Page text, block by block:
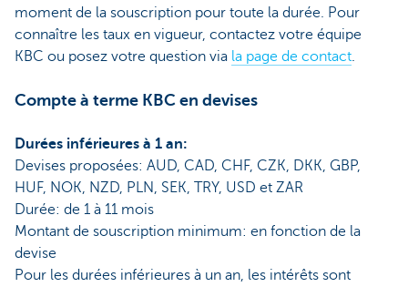
moment de la souscription pour toute la durée. Pour
connaître les taux en vigueur, contactez votre équipe
KBC ou posez votre question via la page de contact.
Compte à terme KBC en devises
Durées inférieures à 1 an:
Devises proposées: AUD, CAD, CHF, CZK, DKK, GBP,
HUF, NOK, NZD, PLN, SEK, TRY, USD et ZAR
Durée: de 1 à 11 mois
Montant de souscription minimum: en fonction de la
devise
Pour les durées inférieures à un an, les intérêts sont